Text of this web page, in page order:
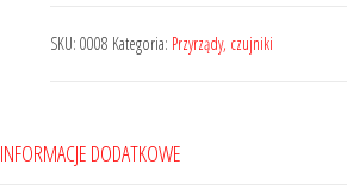
GMP
SKU: 0008 Kategoria: Przyrządy, czujniki
INFORMACJE DODATKOWE